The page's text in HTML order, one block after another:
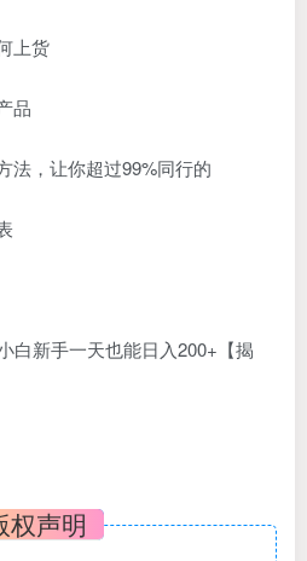
上货
品
法，让你超过99%同行的
权声明